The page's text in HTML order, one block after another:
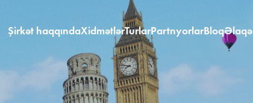
Şirkət haqqındaXidmətlərTurlarPartnyorlarBloqƏlaqə